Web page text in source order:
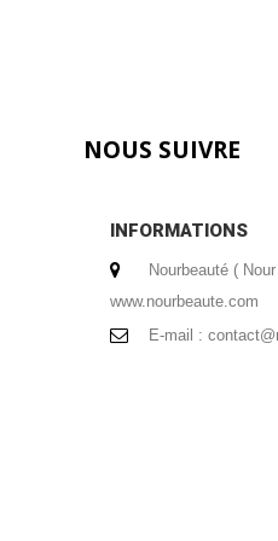
NOUS SUIVRE
INFORMATIONS
Nourbeauté (
www.nourbeaute.com
E-mail :